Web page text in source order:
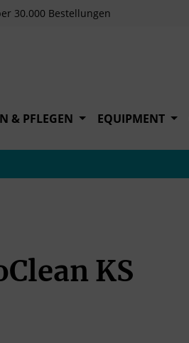
30.000 Bestellungen
& PFLEGEN EQUIPMENT
KS